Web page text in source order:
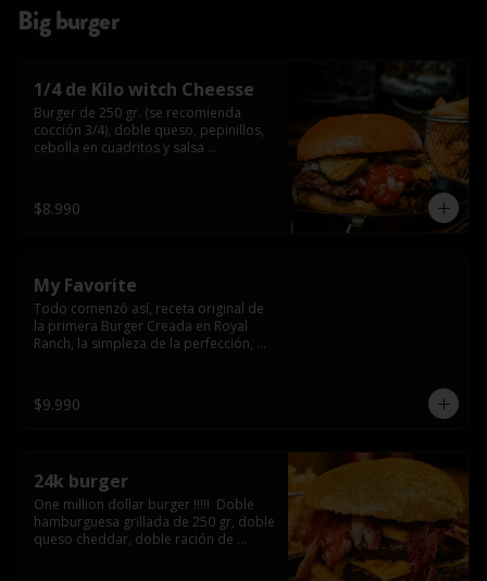
Big burger
1/4 de Kilo witch Cheesse
Burger de 250 gr. (se recomienda
cocción 3/4), doble queso, pepinillos,
cebolla en cuadritos y salsa
$8.990
My Favorite
Todo comenzó así, receta original de
la primera Burger Creada en Royal
Ranch, la simpleza de la perfección,
queso cheddar
$9.990
24k burger
One million dollar burger !!!!!  Doble
hamburguesa grillada de 250 gr, doble
queso cheddar, doble ración de